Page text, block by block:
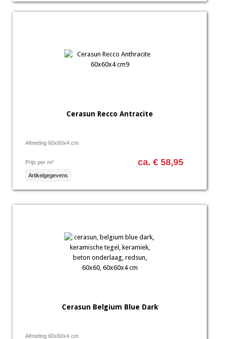
Cerasun Recco Antracite
Afmeting 60x60x4 cm
Prijs per m² ca. € 58,95
Artikelgegevens
Cerasun Belgium Blue Dark
Afmeting 60x60x4 cm